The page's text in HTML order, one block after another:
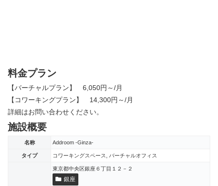
料金プラン
【バーチャルプラン】 6,050円～/月
【コワーキングプラン】 14,300円～/月
詳細はお問い合わせください。
施設概要
名称 Addroom -Ginza-
タイプ コワーキングスペース, バーチャルオフィス
東京都中央区銀座６丁目１２－２
銀座